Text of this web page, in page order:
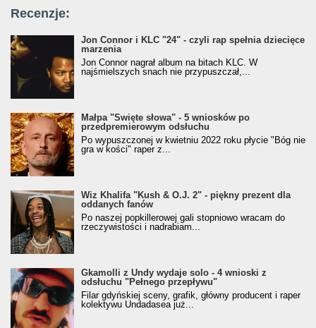
Recenzje:
Jon Connor i KLC "24" - czyli rap spełnia dziecięce
marzenia
Jon Connor nagrał album na bitach KLC. W
najśmielszych snach nie przypuszczał,...
Małpa "Święte słowa" - 5 wniosków po
przedpremierowym odsłuchu
Po wypuszczonej w kwietniu 2022 roku płycie "Bóg nie
gra w kości" raper z...
Wiz Khalifa "Kush & O.J. 2" - piękny prezent dla
oddanych fanów
Po naszej popkillerowej gali stopniowo wracam do
rzeczywistości i nadrabiam...
Gkamolli z Undy wydaje solo - 4 wnioski z
odsłuchu "Pełnego przepływu"
Filar gdyńskiej sceny, grafik, główny producent i raper
kolektywu Undadasea już...